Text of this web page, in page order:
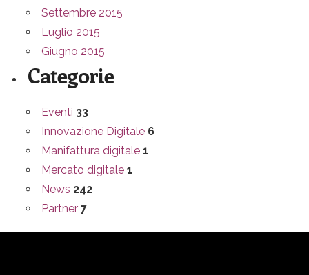
Settembre 2015
Luglio 2015
Giugno 2015
Categorie
Eventi 33
Innovazione Digitale 6
Manifattura digitale 1
Mercato digitale 1
News 242
Partner 7